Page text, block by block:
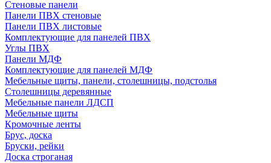
Стеновые панели
Панели ПВХ стеновые
Панели ПВХ листовые
Комплектующие для панелей ПВХ
Углы ПВХ
Панели МДФ
Комплектующие для панелей МДФ
Мебельные щиты, панели, столешницы, подстолья
Столешницы деревянные
Мебельные панели ЛДСП
Мебельные щиты
Кромочные ленты
Брус, доска
Бруски, рейки
Доска строганая